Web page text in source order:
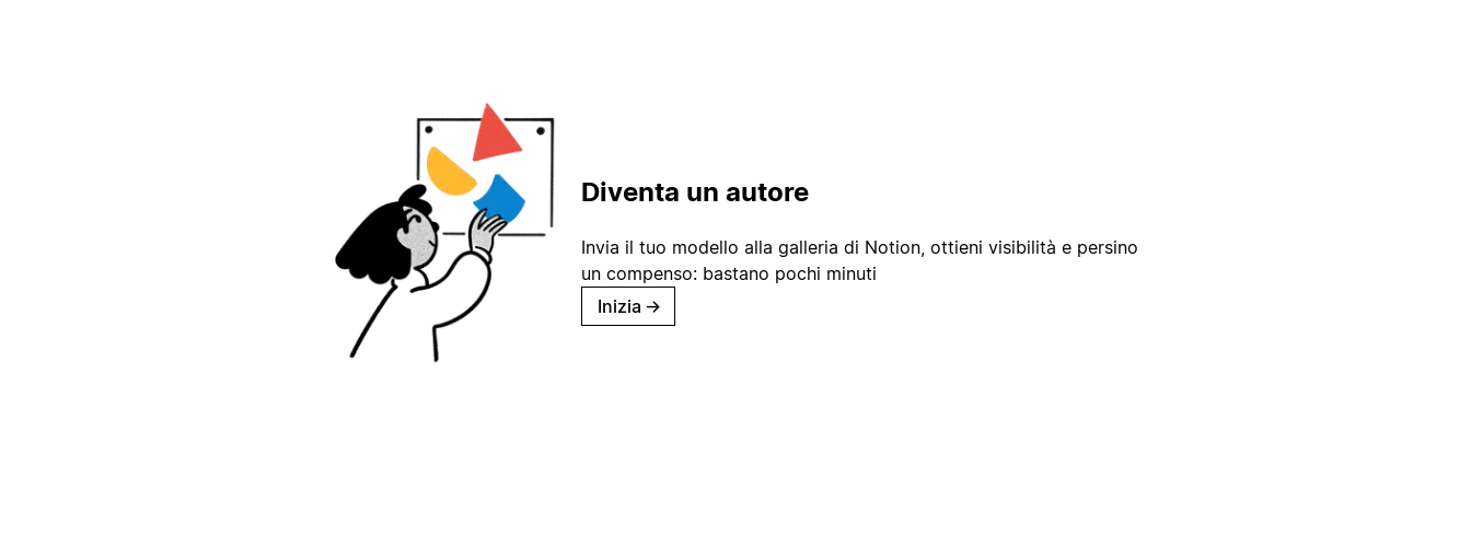
Diventa un autore
Invia il tuo modello alla galleria di Notion, ottieni visibilità e persino
un compenso: bastano pochi minuti
Inizia →